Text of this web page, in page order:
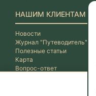
НАШИМ КЛИЕНТАМ
Новости
Журнал "Путеводитель"
Полезные статьи
Карта
Вопрос-ответ